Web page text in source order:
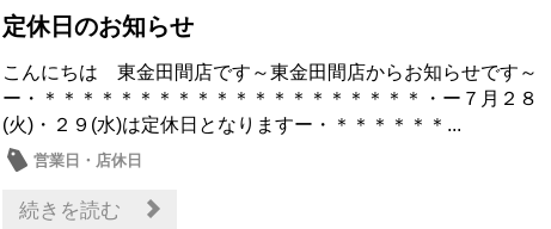
定休日のお知らせ
こんにちは 東金田間店です～東金田間店からお知らせです～
ー・＊＊＊＊＊＊＊＊＊＊＊＊＊＊＊＊＊＊＊＊・ー７月２８
(火)・２９(水)は定休日となりますー・＊＊＊＊＊＊...
営業日・店休日
続きを読む